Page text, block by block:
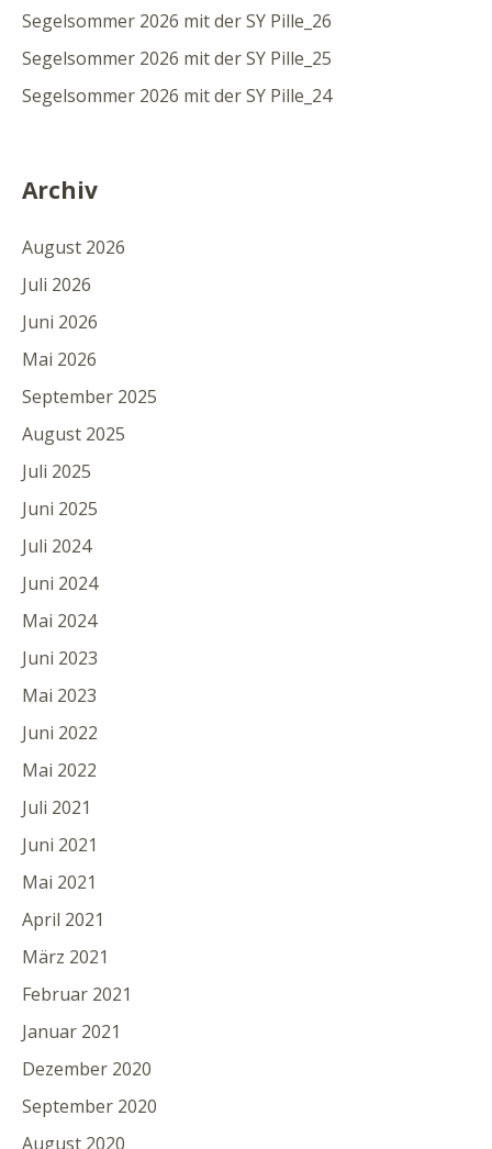
Segelsommer 2026 mit der SY Pille_26
Segelsommer 2026 mit der SY Pille_25
Segelsommer 2026 mit der SY Pille_24
Archiv
August 2026
Juli 2026
Juni 2026
Mai 2026
September 2025
August 2025
Juli 2025
Juni 2025
Juli 2024
Juni 2024
Mai 2024
Juni 2023
Mai 2023
Juni 2022
Mai 2022
Juli 2021
Juni 2021
Mai 2021
April 2021
März 2021
Februar 2021
Januar 2021
Dezember 2020
September 2020
August 2020